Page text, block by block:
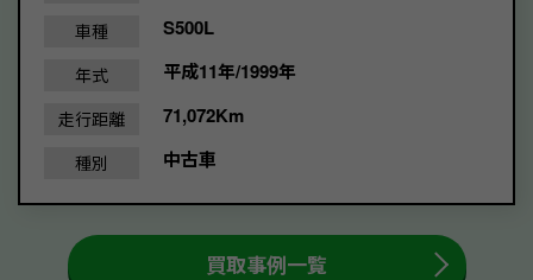
車種 S500L
年式 平成11年/1999年
走行距離 71,072Km
種別 中古車
買取事例一覧